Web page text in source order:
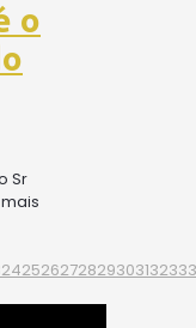
o
Sr
24252627282930313233